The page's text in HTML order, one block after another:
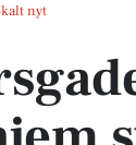
nytstyrker